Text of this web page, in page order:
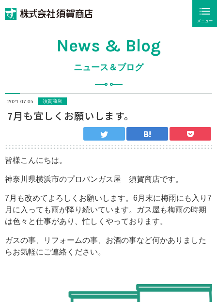
メニュー
News & Blog
ニュース＆ブログ
2021.07.05 須賀商店
7月も宜しくお願いします。
皆様こんにちは。
神奈川県横浜市のプロパンガス屋 須賀商店です。
7月も改めてよろしくお願いします。6月末に梅雨にも入り7
月に入っても雨が降り続いています。ガス屋も梅雨の時期
は色々と仕事があり、忙しくやっております。
ガスの事、リフォームの事、お酒の事など何かありました
らお気軽にご連絡ください。